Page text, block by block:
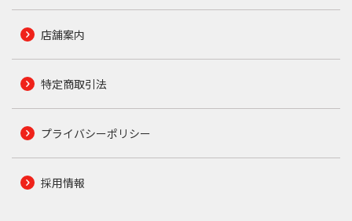
店舗案内
特定商取引法
プライバシーポリシー
採用情報